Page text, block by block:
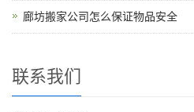
廊坊搬家公司怎么保证物品安全
联系我们